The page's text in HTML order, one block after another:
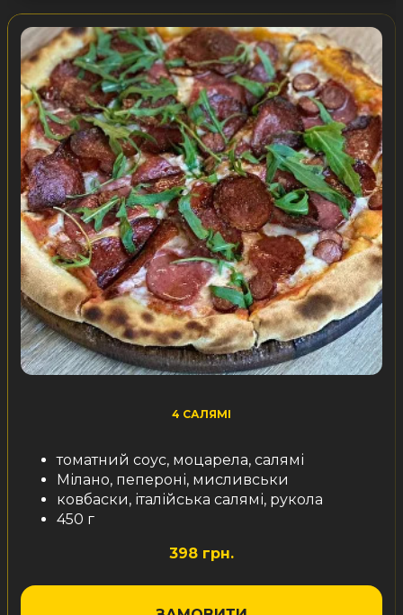
4 САЛЯМІ
томатний соус, моцарела, салямі
Мілано, пепероні, мисливськи
ковбаски, італійська салямі, рукола
450 г
398 грн.